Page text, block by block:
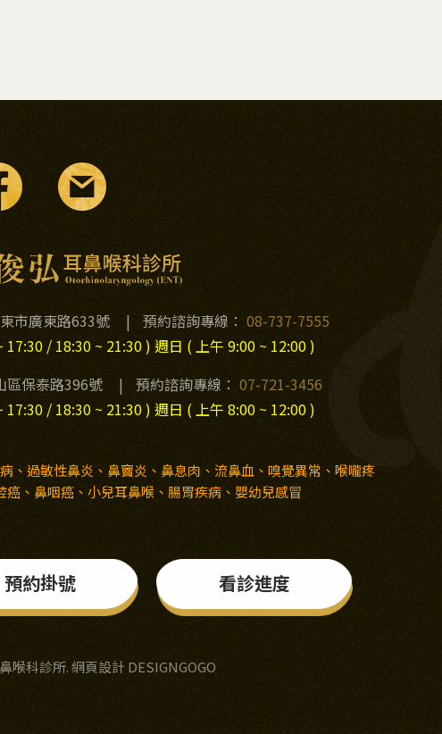
市廣東路633號 | 預約諮詢專線： 08-737-7555
/ 18:30 ~ 21:30 ) 週日 ( 上午 9:00 ~ 12:00 )
區保泰路396號 | 預約諮詢專線： 07-721-3456
/ 18:30 ~ 21:30 ) 週日 ( 上午 8:00 ~ 12:00 )
、過敏性鼻炎、鼻竇炎、鼻息肉、流鼻血、嗅覺異常、喉嚨疼
、鼻咽癌、小兒耳鼻喉、腸胃疾病、嬰幼兒感冒
預約掛號 看診進度
喉科診所.網頁設計 DESIGNGOGO